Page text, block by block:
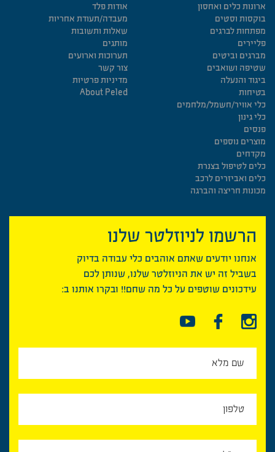
ארונות כלים ואחסון
בוקסות וסטים
מפתחות לברגים
פליירים
מברגים וביטים
שטיפה ושואבים
ביגוד והנעלה
בטיחות
כלי אוויר/חשמל/מלחמים
כלי גינון
פנסים
מוצרים נוספים
מקדחים
כלים לטיפול בצנרת
כלים ואביזרים לרכב
מכונות חריצה והברגה
אודות פלד
מעבדה/תעודת אחריות
שאלות ותשובות
מותגים
תערוכות וארועים
צור קשר
מדיניות פרטיות
About Peled
הרשמו לניוזלטר שלנו
אנחנו יודעים שאתם אוהבים כלי עבודה בדיוק
בשביל זה יש את הניוזלטר שלנו, שנותן לכם
עידכונים שוטפים על כל מה שחם!! ובקרו אותנו ב: